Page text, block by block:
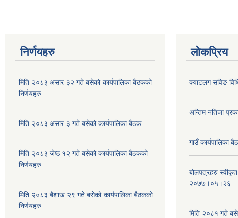
निर्णयहरु
मिति २०८३ असार ३२ गते बसेको कार्यपालिका बैठकको
निर्णयहरु
मिति २०८३ असार ३ गते बसेको कार्यपालिका बैठक
मिति २०८३ जेष्ठ १२ गते बसेको कार्यपालिका बैठकको
निर्णयहरु
मिति २०८३ बैशाख २९ गते बसेको कार्यपालिका बैठकको
निर्णयहरु
लोकप्रिय
क्याटलग सविङ
अन्तिम नतिजा
गाउँ कार्यपालिका
बोलपत्रहरु
२०७७।०५।२६
मिति २०८१ गते